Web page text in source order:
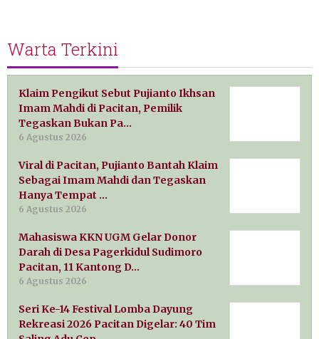
Warta Terkini
Klaim Pengikut Sebut Pujianto Ikhsan
Imam Mahdi di Pacitan, Pemilik
Tegaskan Bukan Pa…
6 Agustus 2026
Viral di Pacitan, Pujianto Bantah Klaim
Sebagai Imam Mahdi dan Tegaskan
Hanya Tempat …
6 Agustus 2026
Mahasiswa KKN UGM Gelar Donor
Darah di Desa Pagerkidul Sudimoro
Pacitan, 11 Kantong D…
6 Agustus 2026
Seri Ke-14 Festival Lomba Dayung
Rekreasi 2026 Pacitan Digelar: 40 Tim